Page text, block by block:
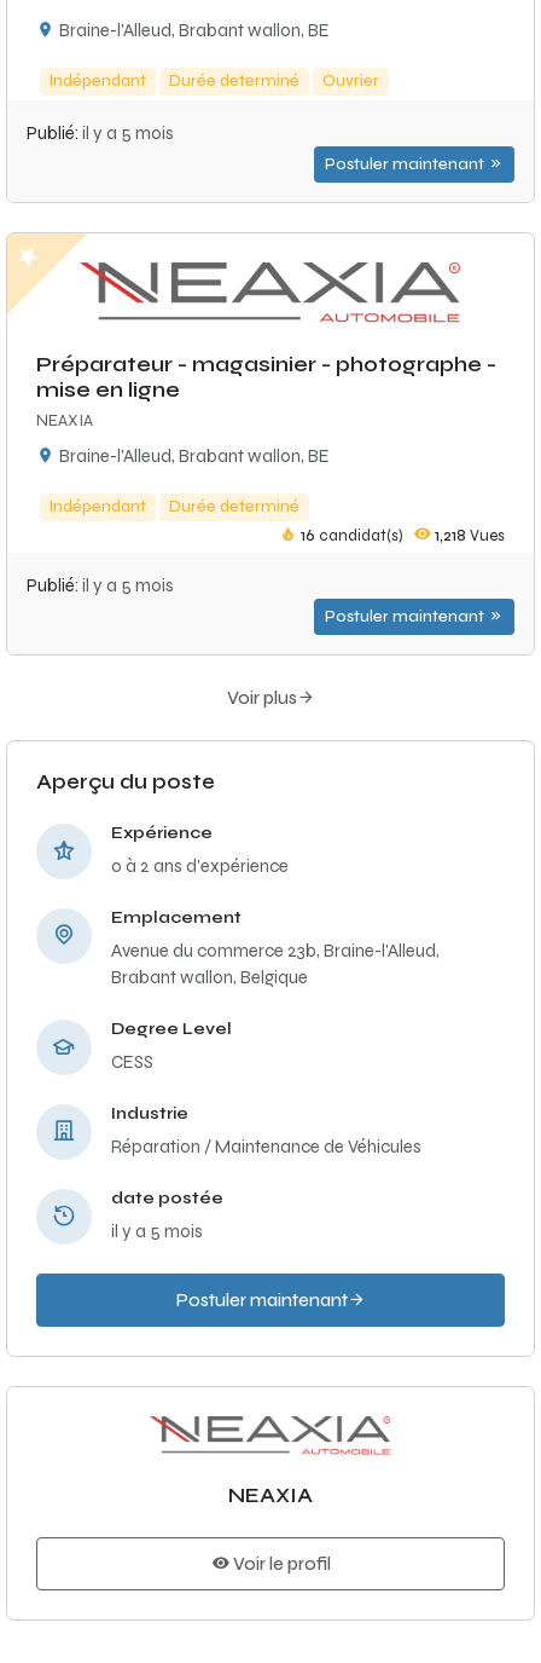
Braine-l'Alleud, Brabant wallon, BE
Indépendant Durée determiné Ouvrier
Publié: il y a 5 mois
Postuler maintenant
Préparateur - magasinier - photographe -
mise en ligne
NEAXIA
Braine-l'Alleud, Brabant wallon, BE
Indépendant
Durée determiné
16 candidat(s) 1,218 Vues
Publié: il y a 5 mois
Postuler maintenant
Voir plus
Aperçu du poste
Expérience
0 à 2 ans d'expérience
Emplacement
Avenue du commerce 23b, Braine-l'Alleud,
Brabant wallon, Belgique
Degree Level
CESS
Industrie
Réparation / Maintenance de Véhicules
date postée
il y a 5 mois
Postuler maintenant
NEAXIA
Voir le profil